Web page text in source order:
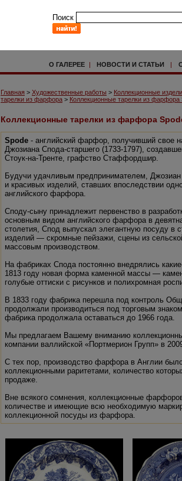
Поиск
О ГАЛЕРЕЕ | НОВОСТИ И СТАТЬИ |
Главная > Художественные работы > Коллекционные
тарелки из фарфора > Коллекционные тарелки из
Коллекционные тарелки из фарфора
Spode - английский фарфор, получивший свое
Джозиана Спода-старшего (1733-1797),
Стоук-на-Тренте, графство Стаффордшир.
Будучи удачливым предпринимателем,
и красивых изделий, ставших впоследствии
английского фарфора.
Споду-сыну принадлежит первенство в
основным видом английского фарфора в
столетия, Спод выпускал элегантную посуду в
изделий — скромные пейзажи, сцены из
массовым производством.
На фабриках Спода постоянно внедрялись
1813 году новая форма каменной массы —
голубые оттиски с рисунков и полихромная
В 1833 году фабрика перешла под контроль
продолжали производиться под торговым
фабрика продолжала оставаться до 1966 года.
Мы предлагаем Вашему вниманию
компании валлийской «Портмерион Групп» в
С тех пор, производство фарфора в Англии
коллекционными раритетами, количество
продаже.
Вне всякого сомнения, коллекционные
количестве и имеющие всю необходимую
коллекционной посуды из фарфора.